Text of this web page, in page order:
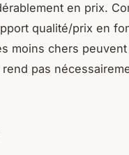
en prix.
qualité/prix en
moins chers
pas